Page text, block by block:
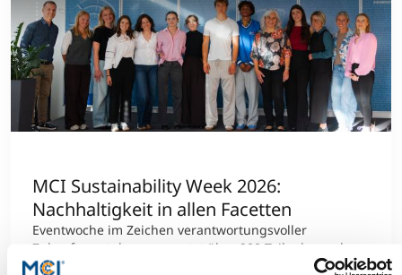
MCI Sustainability Week 2026:
Nachhaltigkeit in allen Facetten
Eventwoche im Zeichen verantwortungsvoller
Zukunftsgestaltung vernetzt über 900 Teilnehmende
am MCI